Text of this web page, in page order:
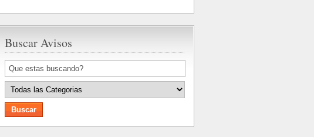
Buscar Avisos